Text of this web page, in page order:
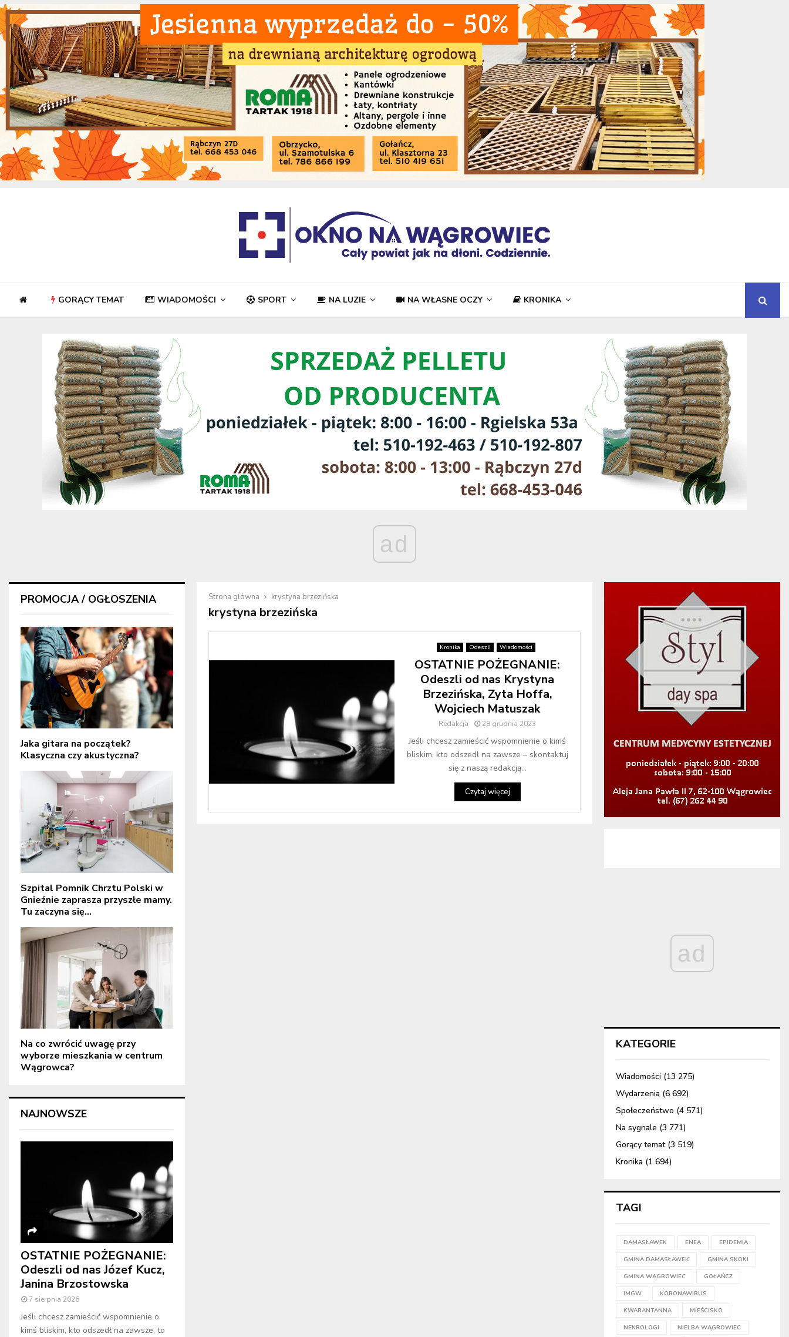
GORĄCY TEMAT WIADOMOŚCI SPORT NA LUZIE NA WŁASNE OCZY KRONIKA
ad
Strona główna krystyna brzezińska
krystyna brzezińska
Kronika Odeszli Wiadomości
OSTATNIE POŻEGNANIE:
Odeszli od nas Krystyna
Brzezińska, Zyta Hoffa,
Wojciech Matuszak
Redakcja 28 grudnia 2023
Jeśli chcesz zamieścić wspomnienie o kimś
bliskim, kto odszedł na zawsze – skontaktuj
się z naszą redakcją...
Czytaj więcej
PROMOCJA / OGŁOSZENIA
Jaka gitara na początek?
Klasyczna czy akustyczna?
Szpital Pomnik Chrztu Polski w
Gnieźnie zaprasza przyszłe mamy.
Tu zaczyna się...
Na co zwrócić uwagę przy
wyborze mieszkania w centrum
Wągrowca?
NAJNOWSZE
OSTATNIE POŻEGNANIE:
Odeszli od nas Józef Kucz,
Janina Brzostowska
7 sierpnia 2026
Jeśli chcesz zamieścić wspomnienie o
kimś bliskim, kto odszedł na zawsze, to
ad
KATEGORIE
Wiadomości (13 275)
Wydarzenia (6 692)
Społeczeństwo (4 571)
Na sygnale (3 771)
Gorący temat(3 519)
Kronika (1 694)
TAGI
DAMASŁAWEK ENEA EPIDEMIA
GMINA DAMASŁAWEK GMINA SKOKI
GMINA WĄGROWIEC GOŁAŃCZ
IMGW KORONAWIRUS
KWARANTANNA MIEŚCISKO
NEKROLOGI NIELBA WĄGROWIEC